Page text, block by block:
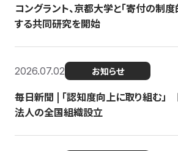
コングラント、京都大学と「寄付の制
する共同研究を開始
2026.07.02 お知らせ
毎日新聞 | 「認知度向上に取り組む」
法人の全国組織設立